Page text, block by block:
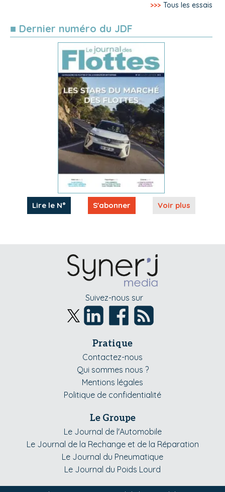
>>> Tous les essais
■ Dernier numéro du JDF
Lire le N° S'abonner Voir plus
Suivez-nous sur
Pratique
Contactez-nous
Qui sommes nous ?
Mentions légales
Politique de confidentialité
Le Groupe
Le Journal de l'Automobile
Le Journal de la Rechange et de la Réparation
Le Journal du Pneumatique
Le Journal du Poids Lourd